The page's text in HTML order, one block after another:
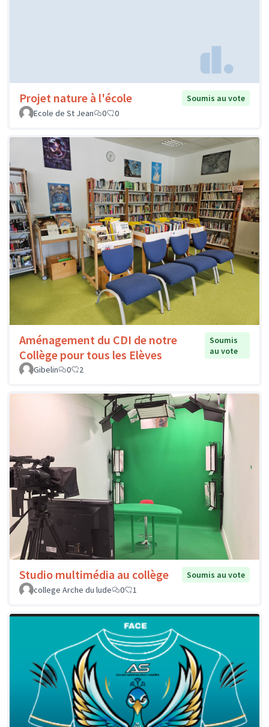
Projet nature à l'école
Soumis au vote
Ecole de St Jean
0 0
Aménagement du CDI de notre
Collège pour tous les Elèves
Soumis
au vote
Gibelin
0 2
Studio multimédia au collège
Soumis au vote
college Arche du lude
0 1